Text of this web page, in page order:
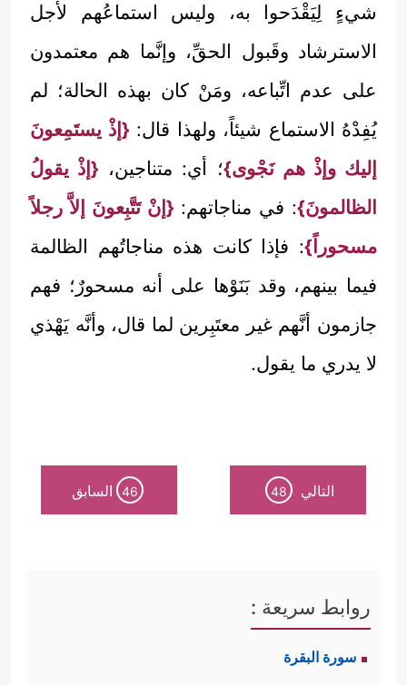
شيءٍ لِيَقْدَحوا به، وليس استماعُهم لأجل
الاسترشاد وقَبول الحقِّ، وإنَّما هم معتمدون
على عدم اتِّباعه، ومَنْ كان بهذه الحالة؛ لم
يُفِدْهُ الاستماع شيئاً، ولهذا قال: {إذْ يستَمِعونَ
إليك وإذْ هم نَجْوى}؛ أي: متناجين، {إذْ يقولُ
الظالمونَ}: في مناجاتهم: {إنْ تَتَّبِعونَ إلاَّ رجلاً
مسحوراً}: فإذا كانت هذه مناجاتُهم الظالمة
فيما بينهم، وقد بَنَوْها على أنه مسحورٌ؛ فهم
جازمون أنَّهم غير معتَبِرين لما قال، وأنَّه يَهْذي
لا يدري ما يقول.
التالي 48
46 السابق
روابط سريعة :
سورة البقرة